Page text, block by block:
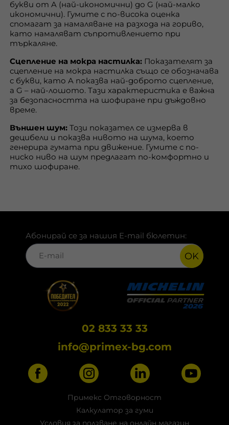
букви от A (най-икономични) до G (най-малко
икономични). Гумите с по-висока оценка
спомагат за намаляване на разхода на гориво,
като намаляват съпротивлението при
търкаляне.
Сцепление на мокра настилка: Показателят за
сцепление на мокра настилка също се обозначава
с букви, като A показва най-доброто сцепление,
а G – най-лошото. Тази характеристика е важна
за безопасността на шофиране при дъждовно
време.
Външен шум: Този показател се измерва в
децибели и показва нивото на шума, което
генерира гумата при движение. Гумите с по-
ниско ниво на шум предлагат по-комфортно и
тихо шофиране.
Абонирай се за нашия E-mail бюлетин:
OK
02 833 33 33
info@primex-bg.com
Примекс Отговорност
Калкулатор за гуми
Условия за ползване на онлайн магазин